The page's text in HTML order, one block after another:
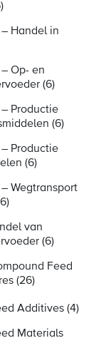
Handel in
Op- en
(6)
Productie
(6)
Productie
(6)
Wegtransport
van
(6)
Feed
(26)
Additives (4)
Materials